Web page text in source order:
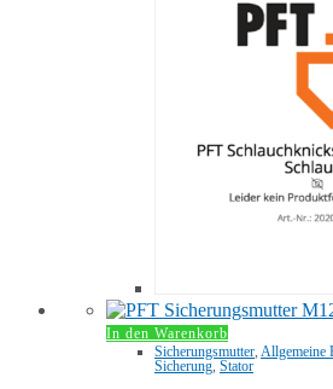
In den Warenkorb
Sicherungsmutter Allgemeine
Sicherung Stator